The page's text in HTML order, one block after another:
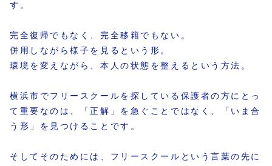
す。
完全復帰でもなく、完全移籍でもない。
併用しながら様子を見るという形。
環境を変えながら、本人の状態を整えるという方法。
横浜市でフリースクールを探している保護者の方にとっ
て重要なのは、「正解」を急ぐことではなく、「いま合
う形」を見つけることです。
そしてそのためには、フリースクールという言葉の先に